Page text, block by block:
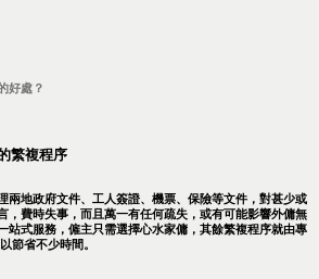
好處？
繁複程序
兩地政府文件、工人簽證、機票、保險等文件，對甚少或
，費時失事，而且萬一有任何疏失，或有可能影響外傭無
站式服務，僱主只需選擇心水家傭，其餘繁複程序就由專
節省不少時間。